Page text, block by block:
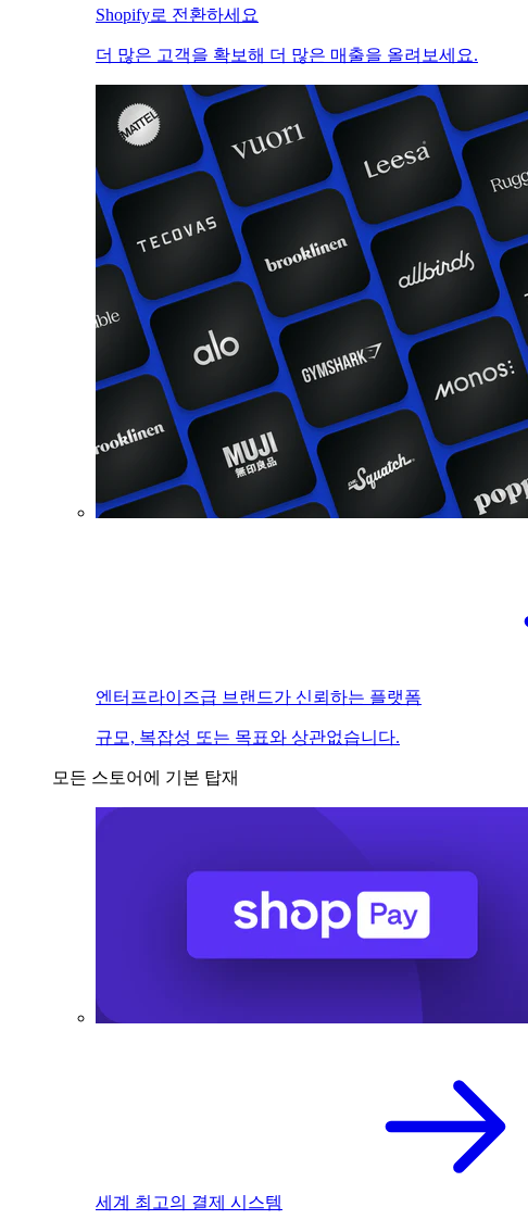
Shopify로 전환하세요
더 많은 고객을 확보해 더 많은 매출을 올려보세요.
엔터프라이즈급 브랜드가 신뢰하는 플랫폼
규모, 복잡성 또는 목표와 상관없습니다.
모든 스토어에 기본 탑재
세계 최고의 결제 시스템